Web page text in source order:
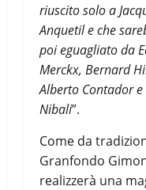
riuscito solo a
Anquetil e che
poi eguagliato da
Merckx, Bernard
Alberto Contador e
Nibali”.
Come da
Granfondo
realizzerà una